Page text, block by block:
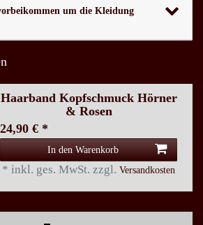
um die Kleidung
Haarband Kopfschmuck Hörner
& Rosen
24,90 € *
In den Warenkorb
* inkl. ges. MwSt. zzgl. Versandkosten